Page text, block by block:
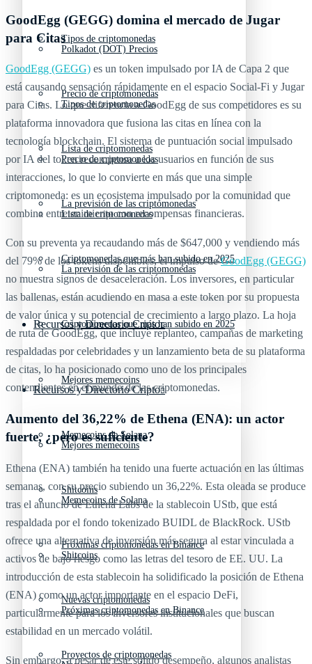
Tipos de criptomonedas
Precio de criptomonedas
Lista de criptomonedas
La previsión de las criptomonedas
Criptomonedas que más han subido en 2025
Recursos y Directorio Cripto
Mejores memecoins
Memecoins de Solana
Shitcoins
Próximas criptomonedas en Binance
Nuevas criptomonedas
Proyectos de criptomonedas
Polkadot (DOT) Precios
Tipos de criptomonedas
Precio de criptomonedas
Lista de criptomonedas
La previsión de las criptomonedas
Criptomonedas que más han subido en 2025
Recursos y Directorio Cripto
Mejores memecoins
Memecoins de Solana
Shitcoins
Próximas criptomonedas en Binance
GoodEgg (GEGG) domina el mercado de Jugar
para Citas
GoodEgg (GEGG) es un token impulsado por IA de Capa 2 que
está causando sensación rápidamente en el espacio Social-Fi y Jugar
para Citas. Lo que diferencia a GoodEgg de sus competidores es su
plataforma innovadora que fusiona las citas en línea con la
tecnología blockchain. El sistema de puntuación social impulsado
por IA del token recompensa a los usuarios en función de sus
interacciones, lo que lo convierte en más que una simple
criptomoneda: es un ecosistema impulsado por la comunidad que
combina entretenimiento con recompensas financieras.
Con su preventa ya recaudando más de $647,000 y vendiendo más
del 79% de los tokens disponibles, el impulso deGoodEgg (GEGG)
no muestra signos de desaceleración. Los inversores, en particular
las ballenas, están acudiendo en masa a este token por su propuesta
de valor única y su potencial de crecimiento a largo plazo. La hoja
de ruta de GoodEgg, que incluye replanteo, campañas de marketing
respaldadas por celebridades y un lanzamiento beta de su plataforma
de citas, lo ha posicionado como uno de los principales
contendientes en el mundo de las criptomonedas.
Aumento del 36,22% de Ethena (ENA): un actor
fuerte, ¿pero es suficiente?
Ethena (ENA) también ha tenido una fuerte actuación en las últimas
semanas, con su precio subiendo un 36,22%. Esta oleada se produce
tras el anuncio de Ethena Labs de la stablecoin UStb, que está
respaldada por el fondo tokenizado BUIDL de BlackRock. UStb
ofrece una alternativa de inversión más segura al estar vinculada a
activos de bajo riesgo como las letras del tesoro de EE. UU. La
introducción de esta stablecoin ha solidificado la posición de Ethena
(ENA) como un actor importante en el espacio DeFi,
particularmente para los inversores institucionales que buscan
estabilidad en un mercado volátil.
Sin embargo, a pesar de este sólido desempeño, algunos analistas